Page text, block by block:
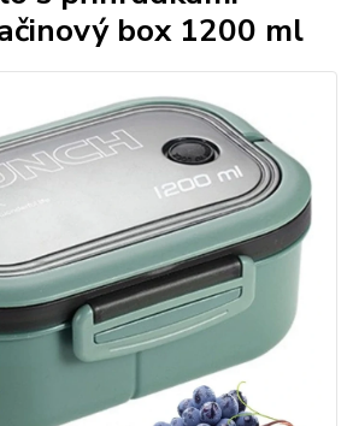
box 1200 ml